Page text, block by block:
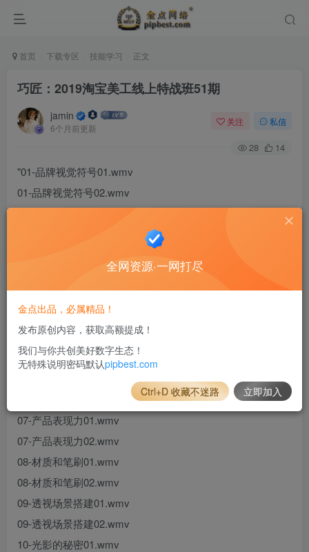
首页 下载专区 技能学习 正文
巧匠：2019淘宝美工线上特战班51期
jamin
6个月前更新
关注 私信
28 14
"01-品牌视觉符号01.wmv
01-品牌视觉符号02.wmv
03_色彩搭配运用02.wmv
04-海报设计流程02.wmv
05_字体设计方法01.wmv
05_字体设计方法02.wmv
07-产品表现力01.wmv
07-产品表现力02.wmv
08-材质和笔刷01.wmv
08-材质和笔刷02.wmv
09-透视场景搭建01.wmv
09-透视场景搭建02.wmv
10-光影的秘密01.wmv
全网资源·一网打尽
金点出品，必属精品！
发布原创内容，获取高额提成！
我们与你共创美好数字生态！
无特殊说明密码默认pipbest.com
Ctrl+D 收藏不迷路 立即加入